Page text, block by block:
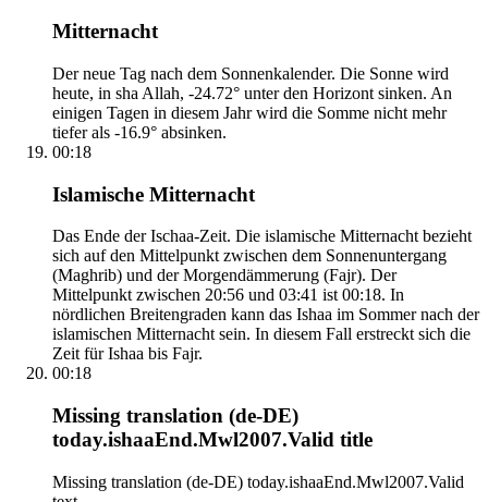
Mitternacht
Der neue Tag nach dem Sonnenkalender. Die Sonne wird
heute, in sha Allah, -24.72° unter den Horizont sinken. An
einigen Tagen in diesem Jahr wird die Somme nicht mehr
tiefer als -16.9° absinken.
00:18
Islamische Mitternacht
Das Ende der Ischaa-Zeit. Die islamische Mitternacht bezieht
sich auf den Mittelpunkt zwischen dem Sonnenuntergang
(Maghrib) und der Morgendämmerung (Fajr). Der
Mittelpunkt zwischen 20:56 und 03:41 ist 00:18. In
nördlichen Breitengraden kann das Ishaa im Sommer nach der
islamischen Mitternacht sein. In diesem Fall erstreckt sich die
Zeit für Ishaa bis Fajr.
00:18
Missing translation (de-DE)
today.ishaaEnd.Mwl2007.Valid title
Missing translation (de-DE) today.ishaaEnd.Mwl2007.Valid